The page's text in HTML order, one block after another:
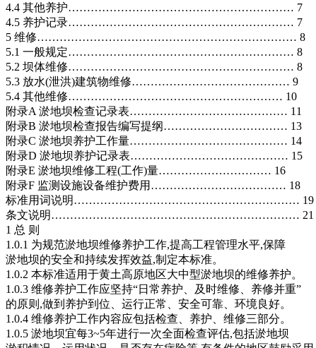
4.4 其他养护…………………………………………………… 7
4.5 养护记录…………………………………………………… 7
5 维修…………………………………………………………… 8
5.1 一般规定…………………………………………………… 8
5.2 坝体维修…………………………………………………… 8
5.3 放水(泄洪)建筑物维修…………………………………… 9
5.4 其他维修………………………………………………… 10
附录A 淤地坝检查记录表…………………………………… 11
附录B 淤地坝检查报告编写提纲…………………………… 13
附录C 淤地坝养护工作量…………………………………… 14
附录D 淤地坝养护记录表…………………………………… 15
附录E 淤地坝维修工程(工作)量………………………… 16
附录F 监测设施设备维护费用……………………………… 18
标准用词说明…………………………………………………… 19
条文说明………………………………………………………… 21
1 总 则
1.0.1 为规范淤地坝维修养护工作,提高工程管理水平,保障
淤地坝的安全和持续发挥效益,制定本标准。
1.0.2 本标准适用于黄土高原地区大中型淤地坝的维修养护。
1.0.3 维修养护工作应坚持“日常养护、及时维修、养修并重”
的原则,做到养护到位、运行正常、安全可靠、环境良好。
1.0.4 维修养护工作内容应包括检查、养护、维修三部分。
1.0.5 淤地坝宜每3~5年进行一次全面检查评估,包括淤地坝